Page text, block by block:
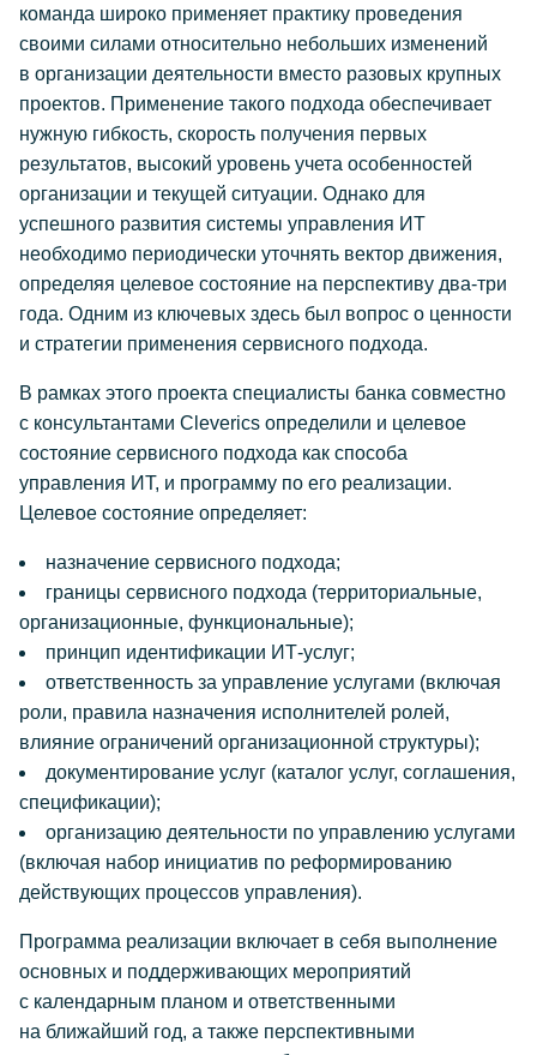
команда широко применяет практику проведения
своими силами относительно небольших изменений
в организации деятельности вместо разовых крупных
проектов. Применение такого подхода обеспечивает
нужную гибкость, скорость получения первых
результатов, высокий уровень учета особенностей
организации и текущей ситуации. Однако для
успешного развития системы управления ИТ
необходимо периодически уточнять вектор движения,
определяя целевое состояние на перспективу два-три
года. Одним из ключевых здесь был вопрос о ценности
и стратегии применения сервисного подхода.
В рамках этого проекта специалисты банка совместно
с консультантами Cleverics определили и целевое
состояние сервисного подхода как способа
управления ИТ, и программу по его реализации.
Целевое состояние определяет:
назначение сервисного подхода;
границы сервисного подхода (территориальные,
организационные, функциональные);
принцип идентификации ИТ-услуг;
ответственность за управление услугами (включая
роли, правила назначения исполнителей ролей,
влияние ограничений организационной структуры);
документирование услуг (каталог услуг, соглашения,
спецификации);
организацию деятельности по управлению услугами
(включая набор инициатив по реформированию
действующих процессов управления).
Программа реализации включает в себя выполнение
основных и поддерживающих мероприятий
с календарным планом и ответственными
на ближайший год, а также перспективными